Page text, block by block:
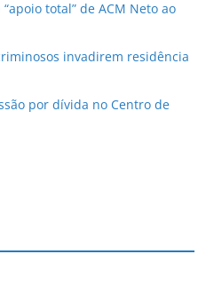
total” de ACM Neto ao
invadirem residência
por dívida no Centro de